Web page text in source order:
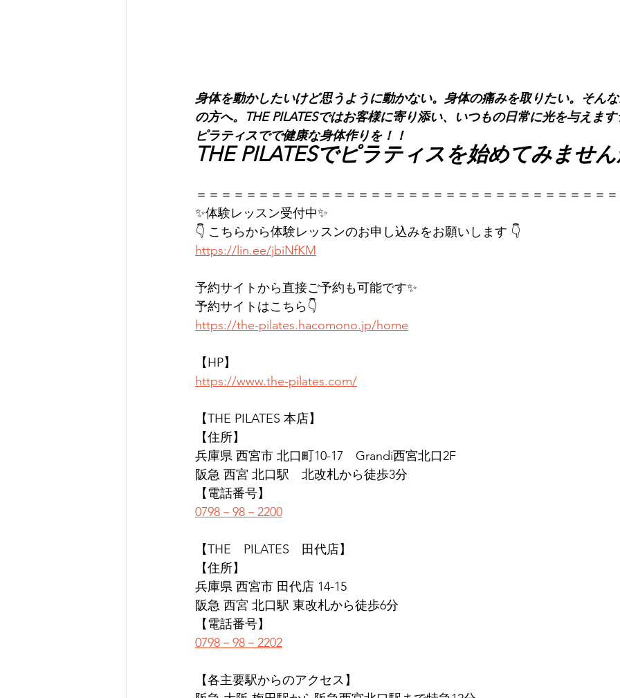
身体を動かしたいけど思うように動かない。身体の痛みを取りたい。そん
の方へ。THE PILATESではお客様に寄り添い、いつもの日常に光を与えま
ピラティスでで健康な身体作りを！！
THE PILATESでピラティスを始めてみませ
＝＝＝＝＝＝＝＝＝＝＝＝＝＝＝＝＝＝＝＝＝＝＝＝＝＝＝＝＝＝＝＝＝＝
✨体験レッスン受付中✨
👇 こちらから体験レッスンのお申し込みをお願いします 👇
https://lin.ee/jbiNfKM
予約サイトから直接ご予約も可能です✨
予約サイトはこちら👇
https://the-pilates.hacomono.jp/home
【HP】
https://www.the-pilates.com/
【THE PILATES 本店】
【住所】
兵庫県 西宮市 北口町10-17　Grandi西宮北口2F
阪急 西宮 北口駅　北改札から徒歩3分
【電話番号】
0798－98－2200
【THE　PILATES　田代店】
【住所】
兵庫県 西宮市 田代店 14-15
阪急 西宮 北口駅 東改札から徒歩6分
【電話番号】
0798－98－2202
【各主要駅からのアクセス】